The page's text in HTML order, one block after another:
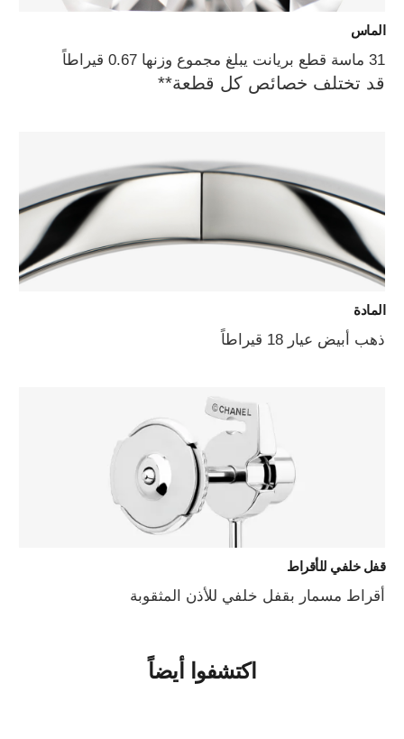
الماس
31 ماسة قطع بريانت يبلغ مجموع وزنها 0.67 قيراطاً
قد تختلف خصائص كل قطعة**
المادة
ذهب أبيض عيار 18 قيراطاً
قفل خلفي للأقراط
أقراط مسمار بقفل خلفي للأذن المثقوبة
اكتشفوا أيضاً